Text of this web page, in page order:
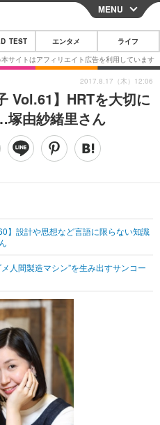
CLOSE
スマートフォン
その他
映画・ドラマ
その他
MENU
TEST エンタメ ライフ
Vol.61】HRTを大切に
由紗緒里さん
】設計や思想など言語に限らない知識
人間製造マシン”を生み出すサンコー
2017.8.17（木）12:06